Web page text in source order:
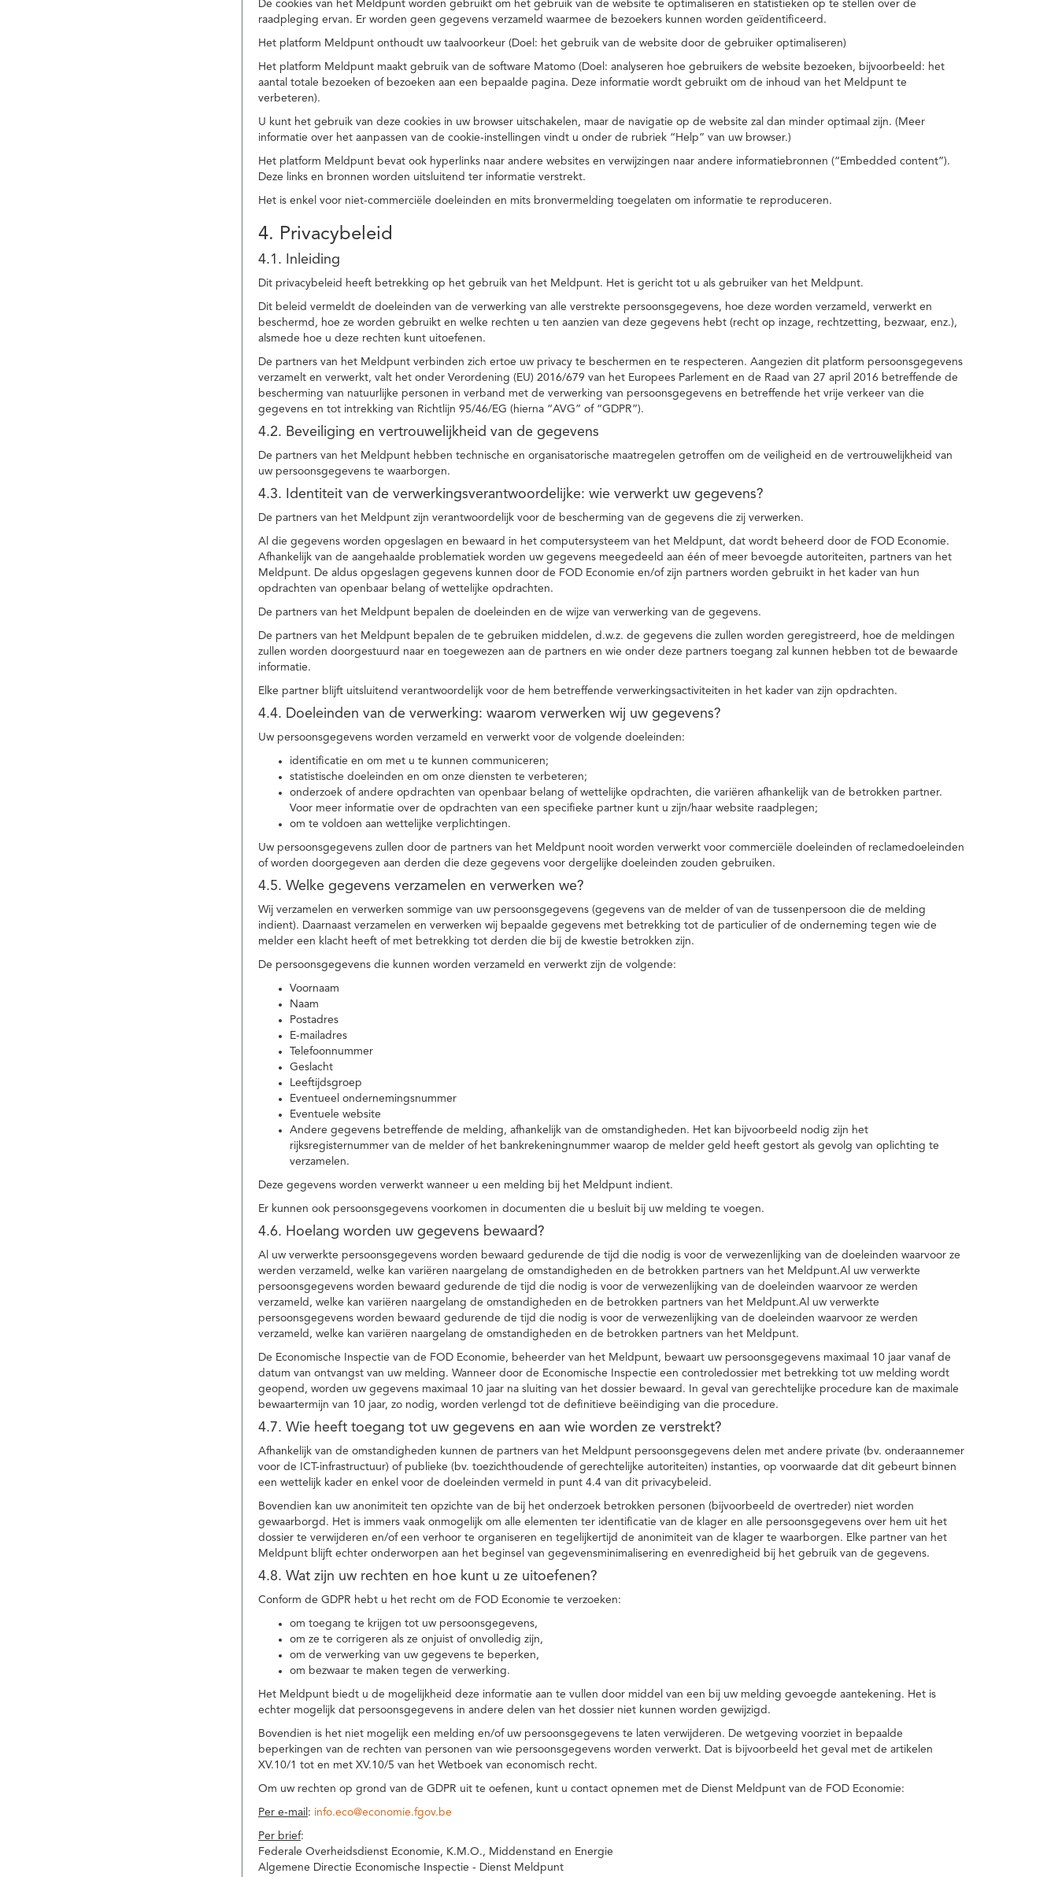
De cookies van het Meldpunt worden gebruikt om het gebruik van de website te optimaliseren en statistieken op te stellen over de
raadpleging ervan. Er worden geen gegevens verzameld waarmee de bezoekers kunnen worden geïdentificeerd.
Het platform Meldpunt onthoudt uw taalvoorkeur (Doel: het gebruik van de website door de gebruiker optimaliseren)
Het platform Meldpunt maakt gebruik van de software Matomo (Doel: analyseren hoe gebruikers de website bezoeken, bijvoorbeeld: het
aantal totale bezoeken of bezoeken aan een bepaalde pagina. Deze informatie wordt gebruikt om de inhoud van het Meldpunt te
verbeteren).
U kunt het gebruik van deze cookies in uw browser uitschakelen, maar de navigatie op de website zal dan minder optimaal zijn. (Meer
informatie over het aanpassen van de cookie-instellingen vindt u onder de rubriek “Help” van uw browser.)
Het platform Meldpunt bevat ook hyperlinks naar andere websites en verwijzingen naar andere informatiebronnen (“Embedded content”).
Deze links en bronnen worden uitsluitend ter informatie verstrekt.
Het is enkel voor niet-commerciële doeleinden en mits bronvermelding toegelaten om informatie te reproduceren.
4. Privacybeleid
4.1. Inleiding
Dit privacybeleid heeft betrekking op het gebruik van het Meldpunt. Het is gericht tot u als gebruiker van het Meldpunt.
Dit beleid vermeldt de doeleinden van de verwerking van alle verstrekte persoonsgegevens, hoe deze worden verzameld, verwerkt en
beschermd, hoe ze worden gebruikt en welke rechten u ten aanzien van deze gegevens hebt (recht op inzage, rechtzetting, bezwaar, enz.),
alsmede hoe u deze rechten kunt uitoefenen.
De partners van het Meldpunt verbinden zich ertoe uw privacy te beschermen en te respecteren. Aangezien dit platform persoonsgegevens
verzamelt en verwerkt, valt het onder Verordening (EU) 2016/679 van het Europees Parlement en de Raad van 27 april 2016 betreffende de
bescherming van natuurlijke personen in verband met de verwerking van persoonsgegevens en betreffende het vrije verkeer van die
gegevens en tot intrekking van Richtlijn 95/46/EG (hierna “AVG” of “GDPR”).
4.2. Beveiliging en vertrouwelijkheid van de gegevens
De partners van het Meldpunt hebben technische en organisatorische maatregelen getroffen om de veiligheid en de vertrouwelijkheid van
uw persoonsgegevens te waarborgen.
4.3. Identiteit van de verwerkingsverantwoordelijke: wie verwerkt uw gegevens?
De partners van het Meldpunt zijn verantwoordelijk voor de bescherming van de gegevens die zij verwerken.
Al die gegevens worden opgeslagen en bewaard in het computersysteem van het Meldpunt, dat wordt beheerd door de FOD Economie.
Afhankelijk van de aangehaalde problematiek worden uw gegevens meegedeeld aan één of meer bevoegde autoriteiten, partners van het
Meldpunt. De aldus opgeslagen gegevens kunnen door de FOD Economie en/of zijn partners worden gebruikt in het kader van hun
opdrachten van openbaar belang of wettelijke opdrachten.
De partners van het Meldpunt bepalen de doeleinden en de wijze van verwerking van de gegevens.
De partners van het Meldpunt bepalen de te gebruiken middelen, d.w.z. de gegevens die zullen worden geregistreerd, hoe de meldingen
zullen worden doorgestuurd naar en toegewezen aan de partners en wie onder deze partners toegang zal kunnen hebben tot de bewaarde
informatie.
Elke partner blijft uitsluitend verantwoordelijk voor de hem betreffende verwerkingsactiviteiten in het kader van zijn opdrachten.
4.4. Doeleinden van de verwerking: waarom verwerken wij uw gegevens?
Uw persoonsgegevens worden verzameld en verwerkt voor de volgende doeleinden:
identificatie en om met u te kunnen communiceren;
statistische doeleinden en om onze diensten te verbeteren;
onderzoek of andere opdrachten van openbaar belang of wettelijke opdrachten, die variëren afhankelijk van de betrokken partner.
Voor meer informatie over de opdrachten van een specifieke partner kunt u zijn/haar website raadplegen;
om te voldoen aan wettelijke verplichtingen.
Uw persoonsgegevens zullen door de partners van het Meldpunt nooit worden verwerkt voor commerciële doeleinden of reclamedoeleinden
of worden doorgegeven aan derden die deze gegevens voor dergelijke doeleinden zouden gebruiken.
4.5. Welke gegevens verzamelen en verwerken we?
Wij verzamelen en verwerken sommige van uw persoonsgegevens (gegevens van de melder of van de tussenpersoon die de melding
indient). Daarnaast verzamelen en verwerken wij bepaalde gegevens met betrekking tot de particulier of de onderneming tegen wie de
melder een klacht heeft of met betrekking tot derden die bij de kwestie betrokken zijn.
De persoonsgegevens die kunnen worden verzameld en verwerkt zijn de volgende:
Voornaam
Naam
Postadres
E-mailadres
Telefoonnummer
Geslacht
Leeftijdsgroep
Eventueel ondernemingsnummer
Eventuele website
Andere gegevens betreffende de melding, afhankelijk van de omstandigheden. Het kan bijvoorbeeld nodig zijn het
rijksregisternummer van de melder of het bankrekeningnummer waarop de melder geld heeft gestort als gevolg van oplichting te
verzamelen.
Deze gegevens worden verwerkt wanneer u een melding bij het Meldpunt indient.
Er kunnen ook persoonsgegevens voorkomen in documenten die u besluit bij uw melding te voegen.
4.6. Hoelang worden uw gegevens bewaard?
Al uw verwerkte persoonsgegevens worden bewaard gedurende de tijd die nodig is voor de verwezenlijking van de doeleinden waarvoor ze
werden verzameld, welke kan variëren naargelang de omstandigheden en de betrokken partners van het Meldpunt.Al uw verwerkte
persoonsgegevens worden bewaard gedurende de tijd die nodig is voor de verwezenlijking van de doeleinden waarvoor ze werden
verzameld, welke kan variëren naargelang de omstandigheden en de betrokken partners van het Meldpunt.Al uw verwerkte
persoonsgegevens worden bewaard gedurende de tijd die nodig is voor de verwezenlijking van de doeleinden waarvoor ze werden
verzameld, welke kan variëren naargelang de omstandigheden en de betrokken partners van het Meldpunt.
De Economische Inspectie van de FOD Economie, beheerder van het Meldpunt, bewaart uw persoonsgegevens maximaal 10 jaar vanaf de
datum van ontvangst van uw melding. Wanneer door de Economische Inspectie een controledossier met betrekking tot uw melding wordt
geopend, worden uw gegevens maximaal 10 jaar na sluiting van het dossier bewaard. In geval van gerechtelijke procedure kan de maximale
bewaartermijn van 10 jaar, zo nodig, worden verlengd tot de definitieve beëindiging van die procedure.
4.7. Wie heeft toegang tot uw gegevens en aan wie worden ze verstrekt?
Afhankelijk van de omstandigheden kunnen de partners van het Meldpunt persoonsgegevens delen met andere private (bv. onderaannemer
voor de ICT-infrastructuur) of publieke (bv. toezichthoudende of gerechtelijke autoriteiten) instanties, op voorwaarde dat dit gebeurt binnen
een wettelijk kader en enkel voor de doeleinden vermeld in punt 4.4 van dit privacybeleid.
Bovendien kan uw anonimiteit ten opzichte van de bij het onderzoek betrokken personen (bijvoorbeeld de overtreder) niet worden
gewaarborgd. Het is immers vaak onmogelijk om alle elementen ter identificatie van de klager en alle persoonsgegevens over hem uit het
dossier te verwijderen en/of een verhoor te organiseren en tegelijkertijd de anonimiteit van de klager te waarborgen. Elke partner van het
Meldpunt blijft echter onderworpen aan het beginsel van gegevensminimalisering en evenredigheid bij het gebruik van de gegevens.
4.8. Wat zijn uw rechten en hoe kunt u ze uitoefenen?
Conform de GDPR hebt u het recht om de FOD Economie te verzoeken:
om toegang te krijgen tot uw persoonsgegevens,
om ze te corrigeren als ze onjuist of onvolledig zijn,
om de verwerking van uw gegevens te beperken,
om bezwaar te maken tegen de verwerking.
Het Meldpunt biedt u de mogelijkheid deze informatie aan te vullen door middel van een bij uw melding gevoegde aantekening. Het is
echter mogelijk dat persoonsgegevens in andere delen van het dossier niet kunnen worden gewijzigd.
Bovendien is het niet mogelijk een melding en/of uw persoonsgegevens te laten verwijderen. De wetgeving voorziet in bepaalde
beperkingen van de rechten van personen van wie persoonsgegevens worden verwerkt. Dat is bijvoorbeeld het geval met de artikelen
XV.10/1 tot en met XV.10/5 van het Wetboek van economisch recht.
Om uw rechten op grond van de GDPR uit te oefenen, kunt u contact opnemen met de Dienst Meldpunt van de FOD Economie:
Per e-mail : info.eco@economie.fgov.be
Per brief:
Federale Overheidsdienst Economie, K.M.O., Middenstand en Energie
Algemene Directie Economische Inspectie - Dienst Meldpunt